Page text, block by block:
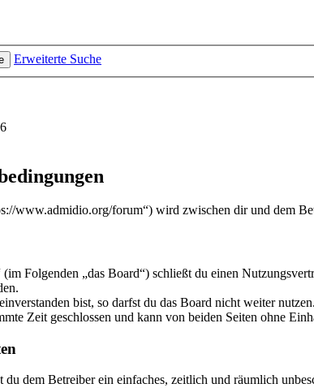
Erweiterte Suche
www.admidio.org/forum“) wird zwischen dir und dem
Folgenden „das Board“) schließt du einen
bist, so darfst du das Board nicht weiter
Zeit geschlossen und kann von beiden Seiten ohne
dem Betreiber ein einfaches, zeitlich und räumlich